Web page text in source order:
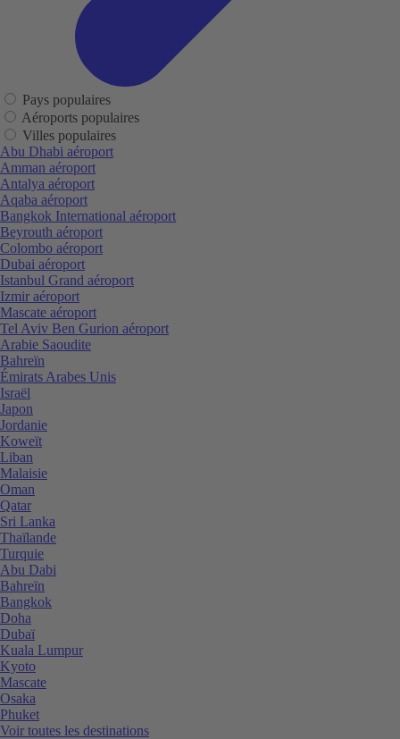
Pays populaires
Aéroports populaires
Villes populaires
Abu Dhabi aéroport
Amman aéroport
Antalya aéroport
Aqaba aéroport
Bangkok International aéroport
Beyrouth aéroport
Colombo aéroport
Dubai aéroport
Istanbul Grand aéroport
Izmir aéroport
Mascate aéroport
Tel Aviv Ben Gurion aéroport
Arabie Saoudite
Bahreïn
Émirats Arabes Unis
Israël
Japon
Jordanie
Koweït
Liban
Malaisie
Oman
Qatar
Sri Lanka
Thaïlande
Turquie
Abu Dabi
Bahreïn
Bangkok
Doha
Dubaï
Kuala Lumpur
Kyoto
Mascate
Osaka
Phuket
Voir toutes les destinations